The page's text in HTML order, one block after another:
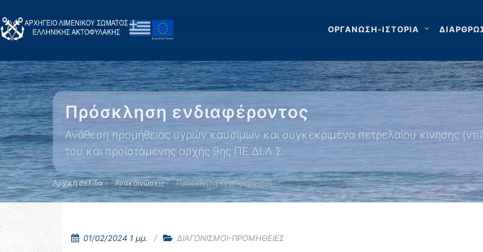
ΟΡΓΑΝΩΣΗ-ΙΣΤΟΡΙΑ
Πρόσκληση ενδιαφέροντος
Ανάθεση προμήθειας υγρών καυσίμων και συγκεκριμένα πετρελαίου κίνησης
του και προϊστάμενης αρχής 9ης ΠΕ.ΔΙ.Λ.Σ.
Αρχική σελίδα Ανακοινώσεις Πρόσκληση ενδιαφέροντος
01/02/2024 1 μμ. ΔΙΑΓΩΝΙΣΜΟΙ-ΠΡΟΜΗΘΕΙΕΣ